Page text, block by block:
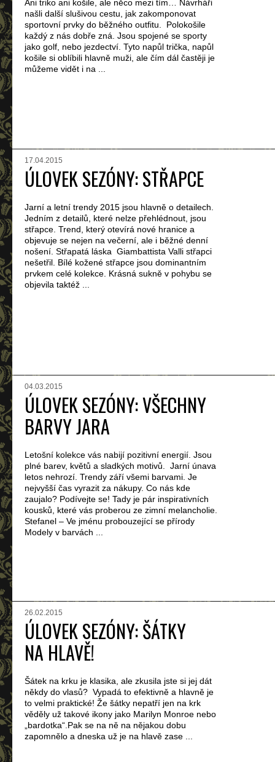
Ani triko ani košile, ale něco mezi tím… Návrháři
našli další slušivou cestu, jak zakomponovat
sportovní prvky do běžného outfitu. Polokošile
každý z nás dobře zná. Jsou spojené se sporty
jako golf, nebo jezdectví. Tyto napůl trička, napůl
košile si oblíbili hlavně muži, ale čím dál častěji je
můžeme vidět i na ...
17.04.2015
ÚLOVEK SEZÓNY: STŘAPCE
Jarní a letní trendy 2015 jsou hlavně o detailech.
Jedním z detailů, které nelze přehlédnout, jsou
střapce. Trend, který otevírá nové hranice a
objevuje se nejen na večerní, ale i běžné denní
nošení. Střapatá láska Giambattista Valli střapci
nešetřil. Bílé kožené střapce jsou dominantním
prvkem celé kolekce. Krásná sukně v pohybu se
objevila taktéž ...
04.03.2015
ÚLOVEK SEZÓNY: VŠECHNY
BARVY JARA
Letošní kolekce vás nabijí pozitivní energií. Jsou
plné barev, květů a sladkých motivů. Jarní únava
letos nehrozí. Trendy září všemi barvami. Je
nejvyšší čas vyrazit za nákupy. Co nás kde
zaujalo? Podívejte se! Tady je pár inspirativních
kousků, které vás proberou ze zimní melancholie.
Stefanel – Ve jménu probouzející se přírody
Modely v barvách ...
26.02.2015
ÚLOVEK SEZÓNY: ŠÁTKY
NA HLAVĚ!
Šátek na krku je klasika, ale zkusila jste si jej dát
někdy do vlasů? Vypadá to efektivně a hlavně je
to velmi praktické! Že šátky nepatří jen na krk
věděly už takové ikony jako Marilyn Monroe nebo
„bardotka“.Pak se na ně na nějakou dobu
zapomnělo a dneska už je na hlavě zase ...